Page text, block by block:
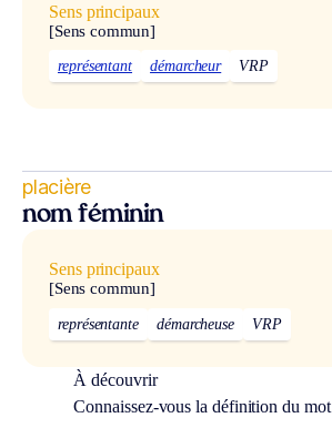
Sens principaux
[Sens commun]
représentant démarcheur VRP
placière
nom féminin
Sens principaux
[Sens commun]
représentante démarcheuse VRP
À découvrir
Connaissez-vous la définition du mot